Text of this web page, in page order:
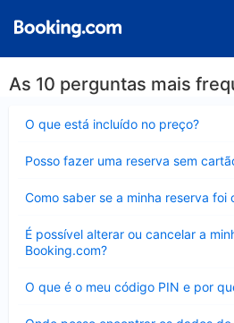
As 10 perguntas mais
O que está incluído no preço?
Posso fazer uma reserva sem
Como saber se a minha reserva foi
É possível alterar ou cancelar a
Booking.com?
Contraído
O que é o meu código PIN e por